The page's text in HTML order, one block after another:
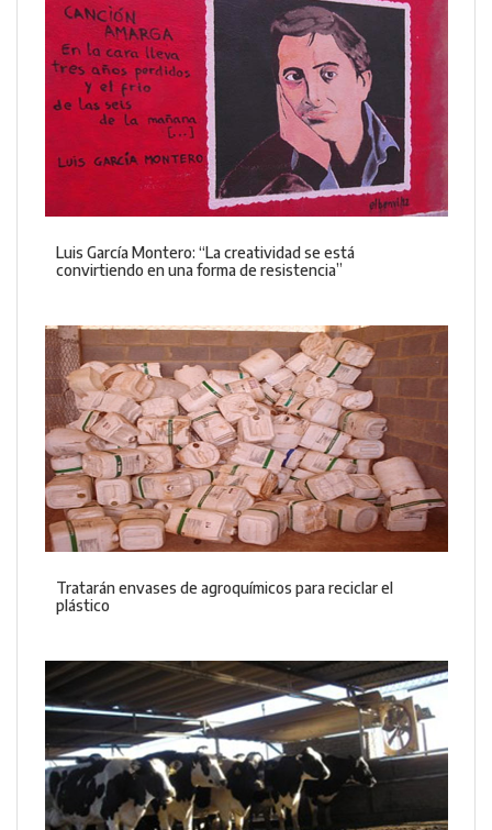
Luis García Montero: “La creatividad se está
convirtiendo en una forma de resistencia”
Tratarán envases de agroquímicos para reciclar el
plástico